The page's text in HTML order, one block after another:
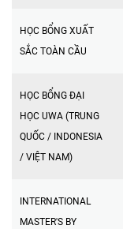
HỌC BỔNG XUẤT
SẮC TOÀN CẦU
HỌC BỔNG ĐẠI
HỌC UWA (TRUNG
QUỐC / INDONESIA
/ VIỆT NAM)
INTERNATIONAL
MASTER'S BY